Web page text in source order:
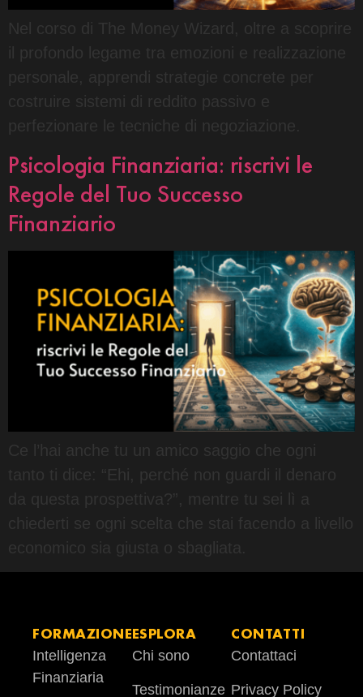
Nel corso di The Money Wizard, oltre a scoprire
il profondo legame tra emozioni e realizzazione
personale, apprendi strategie concrete per
costruire sistemi di reddito passivo e
perfezionare le tecniche di negoziazione.
Psicologia Finanziaria: riscrivi le
Regole del Tuo Successo
Finanziario
Ce l’hai anche tu un amico saggio che ogni
da questa prospettiva?”, mentre tu sei lì a
chiederti se ogni scelta che stai facendo a livello
economico sia giusta o sbagliata.
FORMAZIONE
Intelligenza
Finanziaria
ESPLORA
Chi sono
Testimonianze
CONTATTI
Contattaci
Privacy Policy